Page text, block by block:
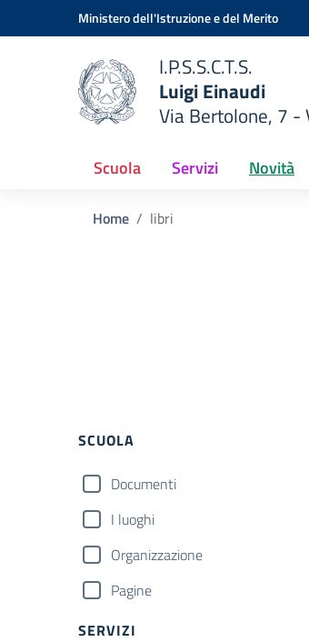
Vai ai contenuti
Vai al menu di navigazioneMinistero dell'Istruzione e del Merito
scuola
I.P.S.S.C.T.S.
Luigi Einaudi
Via Bertolone, 7 -
Scuola Servizi Novità
Home libri
Filtri
Cerca
SCUOLA
Documenti
I luoghi
Organizzazione
Pagine
SERVIZI